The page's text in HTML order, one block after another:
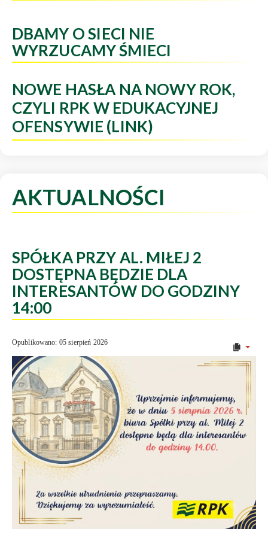
DBAMY O SIECI NIE
WYRZUCAMY ŚMIECI
NOWE HASŁA NA NOWY ROK,
CZYLI RPK W EDUKACYJNEJ
OFENSYWIE (LINK)
AKTUALNOŚCI
SPÓŁKA PRZY AL. MIŁEJ 2
DOSTĘPNA BĘDZIE DLA
INTERESANTÓW DO GODZINY
14:00
Opublikowano: 05 sierpień 2026